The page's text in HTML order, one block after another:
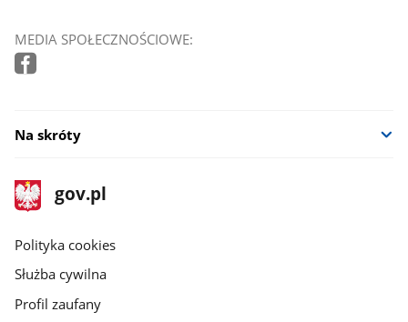
MEDIA SPOŁECZNOŚCIOWE:
Na skróty
stopka
gov.pl
Strona
gov.pl
gov.pl
Polityka cookies
Służba cywilna
Profil zaufany